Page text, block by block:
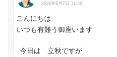
2026年8月7日 11:49
こんにちは
いつも有難う御座います
今日は 立秋ですが